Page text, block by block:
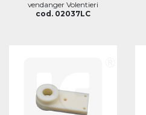
vendanger Volentieri
cod. 02037LC